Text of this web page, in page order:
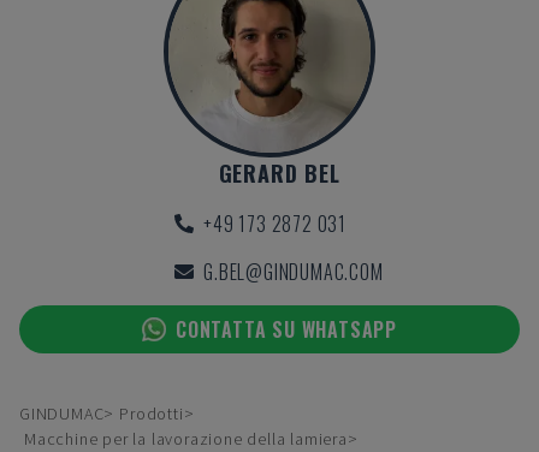
GERARD BEL
+49 173 2872 031
G.BEL@GINDUMAC.COM
CONTATTA SU WHATSAPP
GINDUMAC
Prodotti
Macchine per la lavorazione della lamiera